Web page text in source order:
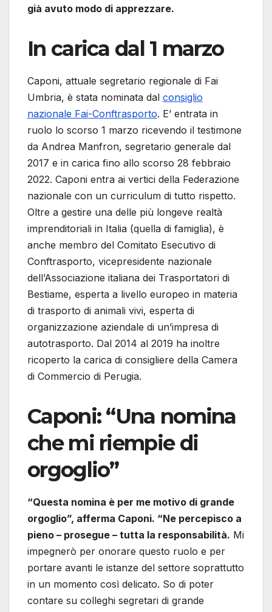
già avuto modo di apprezzare.
In carica dal 1 marzo
Caponi, attuale segretario regionale di Fai
Umbria, è stata nominata dal consiglio
nazionale Fai-Conftrasporto. E’ entrata in
ruolo lo scorso 1 marzo ricevendo il testimone
da Andrea Manfron, segretario generale dal
2017 e in carica fino allo scorso 28 febbraio
2022. Caponi entra ai vertici della Federazione
nazionale con un curriculum di tutto rispetto.
Oltre a gestire una delle più longeve realtà
imprenditoriali in Italia (quella di famiglia), è
anche membro del Comitato Esecutivo di
Conftrasporto, vicepresidente nazionale
dell’Associazione italiana dei Trasportatori di
Bestiame, esperta a livello europeo in materia
di trasporto di animali vivi, esperta di
organizzazione aziendale di un’impresa di
autotrasporto. Dal 2014 al 2019 ha inoltre
ricoperto la carica di consigliere della Camera
di Commercio di Perugia.
Caponi: “Una nomina
che mi riempie di
orgoglio”
“Questa nomina è per me motivo di grande
orgoglio”, afferma Caponi. “Ne percepisco a
pieno – prosegue – tutta la responsabilità. Mi
impegnerò per onorare questo ruolo e per
portare avanti le istanze del settore soprattutto
in un momento così delicato. So di poter
contare su colleghi segretari di grande